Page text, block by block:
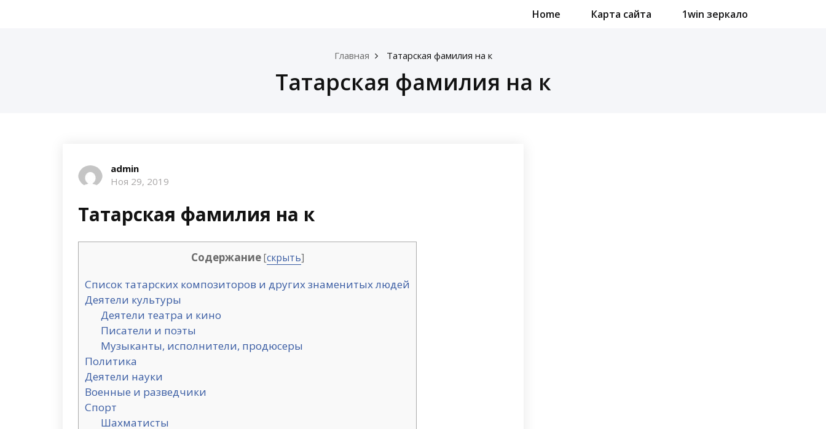
Home Карта сайта 1win зеркало
Главная Татарская фамилия на к
Татарская фамилия на к
admin
Ноя 29, 2019
Татарская фамилия на к
Содержание [скрыть]
Список татарских композиторов и других знаменитых людей
Деятели культуры
Деятели театра и кино
Писатели и поэты
Музыканты, исполнители, продюсеры
Политика
Деятели науки
Военные и разведчики
Спорт
Шахматисты